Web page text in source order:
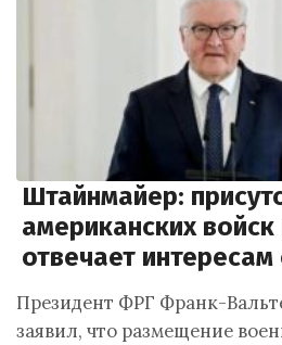
Штайнмайер:
американских
отвечает
Президент ФРГ Франк-
заявил, что размещение